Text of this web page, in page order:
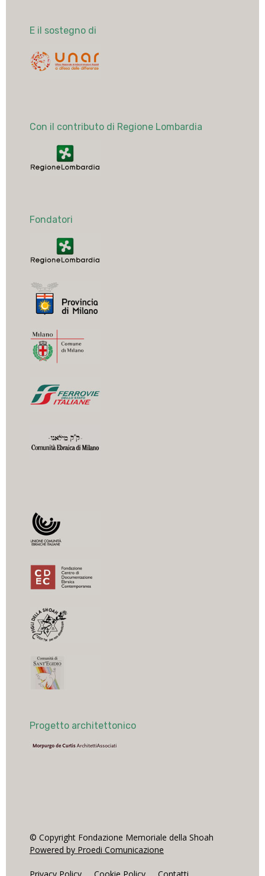
E il sostegno di
Con il contributo di Regione Lombardia
Fondatori
Progetto architettonico
© Copyright Fondazione Memoriale della Shoah
Powered by Proedi Comunicazione